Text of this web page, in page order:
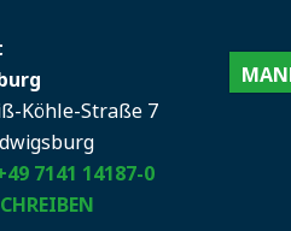
Köhle-Straße 7
7141 14187-0